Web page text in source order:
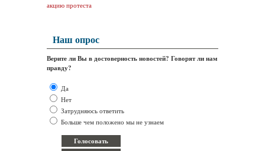
акцию протеста
Наш опрос
Верите ли Вы в достоверность новостей? Говорят ли нам
правду?
Да
Нет
Затрудняюсь ответить
Больше чем положено мы не узнаем